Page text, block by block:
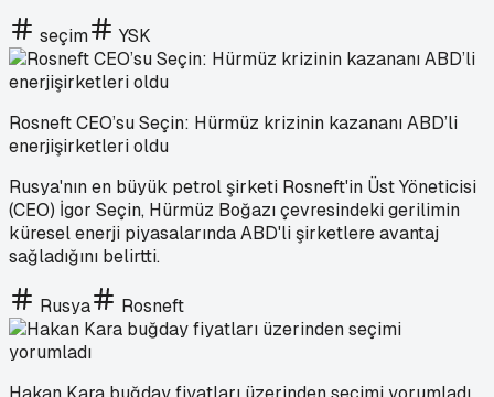
seçim YSK
Rosneft CEO’su Seçin: Hürmüz krizinin kazananı ABD’li
enerjişirketleri oldu
Rusya'nın en büyük petrol şirketi Rosneft'in Üst Yöneticisi
(CEO) İgor Seçin, Hürmüz Boğazı çevresindeki gerilimin
küresel enerji piyasalarında ABD'li şirketlere avantaj
sağladığını belirtti.
Rusya Rosneft